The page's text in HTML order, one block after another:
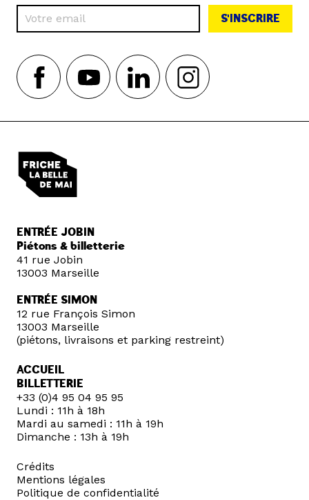
S'INSCRIRE
ENTRÉE JOBIN
Piétons & billetterie
41 rue Jobin
13003 Marseille
ENTRÉE SIMON
12 rue François Simon
13003 Marseille
(piétons, livraisons et parking restreint)
ACCUEIL
BILLETTERIE
+33 (0)4 95 04 95 95
Lundi : 11h à 18h
Mardi au samedi : 11h à 19h
Dimanche : 13h à 19h
Crédits
Mentions légales
Politique de confidentialité